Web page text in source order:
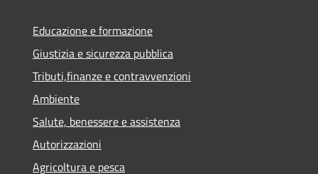
Educazione e formazione
Giustizia e sicurezza pubblica
Tributi,finanze e contravvenzioni
Ambiente
Salute, benessere e assistenza
Autorizzazioni
Agricoltura e pesca